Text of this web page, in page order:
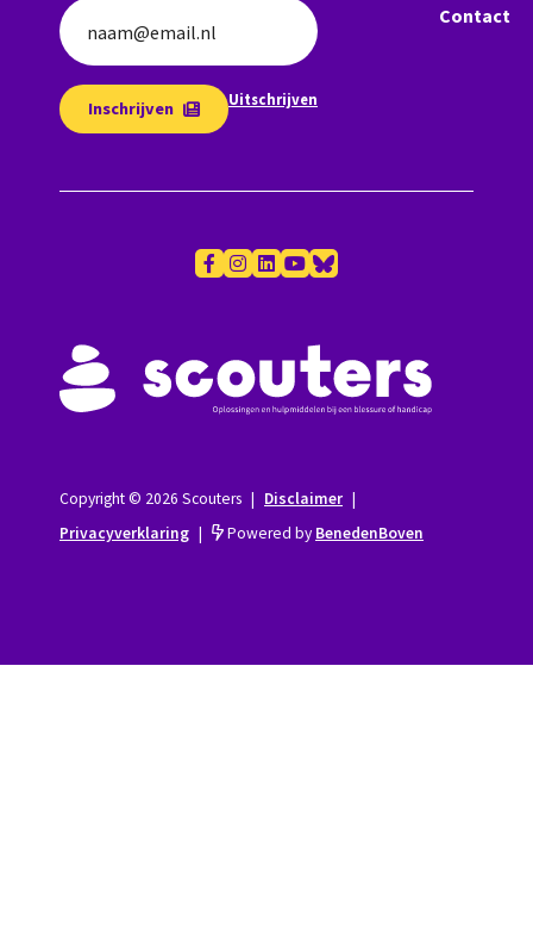
naam@email.nl
Inschrijven Uitschrijven
Contact
Copyright © 2026 Scouters | Disclaimer |
Privacyverklaring | Powered by BenedenBoven